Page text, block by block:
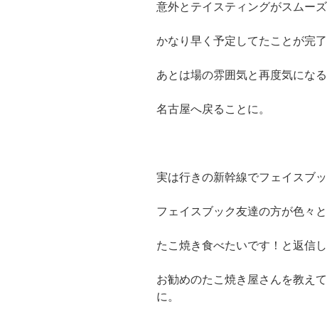
意外とテイスティングがスムー
かなり早く予定してたことが完
あとは場の雰囲気と再度気にな
名古屋へ戻ることに。
実は行きの新幹線でフェイスブ
フェイスブック友達の方が色々
たこ焼き食べたいです！と返信
お勧めのたこ焼き屋さんを教え
に。